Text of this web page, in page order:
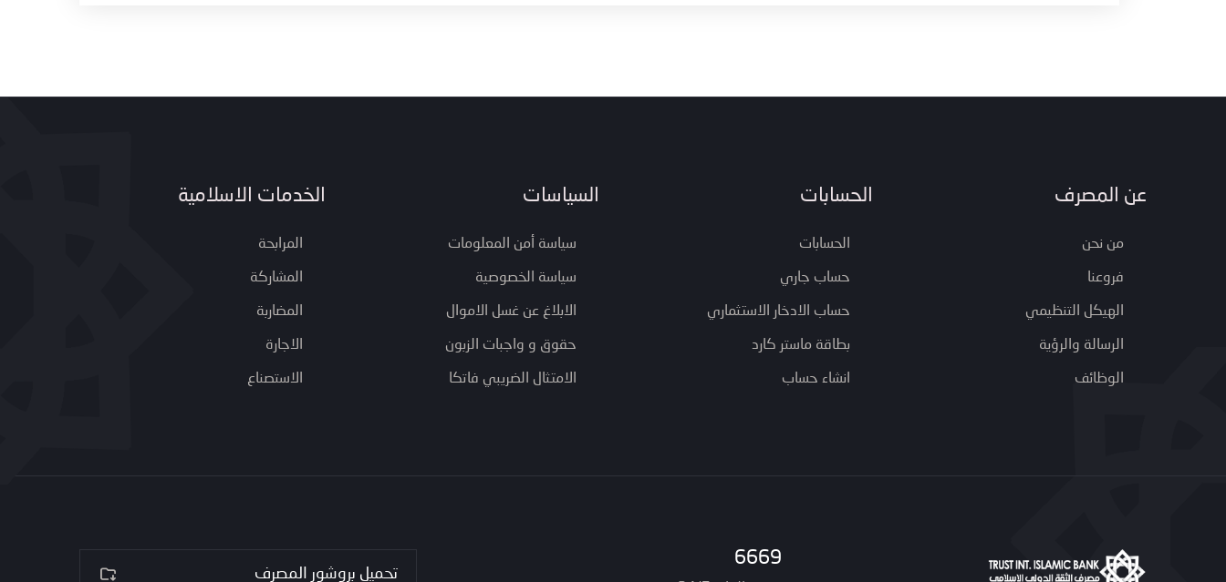
عن المصرف
من نحن
فروعنا
الهيكل التنظيمي
الرسالة والرؤية
الوظائف
الحسابات
الحسابات
حساب جاري
حساب الادخار الاستثماري
بطاقة ماستر كارد
انشاء حساب
السياسات
سياسة أمن المعلومات
سياسة الخصوصية
الابلاغ عن غسل الاموال
حقوق و واجبات الزبون
الامتثال الضريبي فاتكا
الخدمات الاسلامية
المرابحة
المشاركة
المضاربة
الاجارة
الاستصناع
6669
تحميل بروشور المصرف